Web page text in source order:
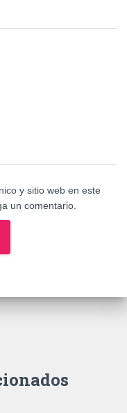
y sitio web en este
un comentario.